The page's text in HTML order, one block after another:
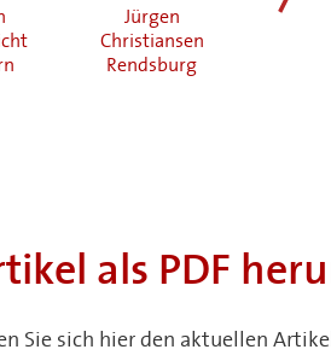
Jürgen
Christiansen
Rendsburg
als PDF
Sie sich hier den aktuellen